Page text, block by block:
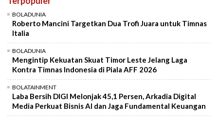
BOLADUNIA
Roberto Mancini Targetkan Dua Trofi Juara untuk Timnas
Italia
BOLADUNIA
Mengintip Kekuatan Skuat Timor Leste Jelang Laga
Kontra Timnas Indonesia di Piala AFF 2026
BOLATAINMENT
Laba Bersih DIGI Melonjak 45,1 Persen, Arkadia Digital
Media Perkuat Bisnis AI dan Jaga Fundamental Keuangan